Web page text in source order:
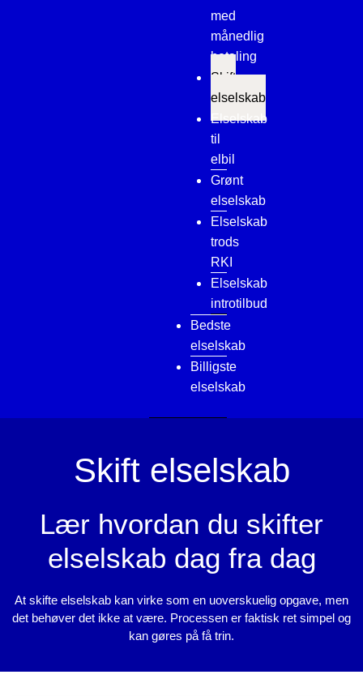
med
månedlig
betaling
Skift
elselskab
Elselskab
til
elbil
Grønt
elselskab
Elselskab
trods
RKI
Elselskab
introtilbud
Bedste
elselskab
Billigste
elselskab
Skift elselskab
Lær hvordan du skifter
elselskab dag fra dag
At skifte elselskab kan virke som en uoverskuelig opgave, men
det behøver det ikke at være. Processen er faktisk ret simpel og
kan gøres på få trin.